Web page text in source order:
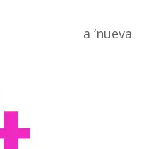
a ‘nueva